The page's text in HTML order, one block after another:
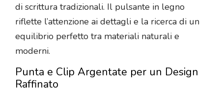
di scrittura tradizionali. Il pulsante in legno
riflette l’attenzione ai dettagli e la ricerca di un
equilibrio perfetto tra materiali naturali e
moderni.
Punta e Clip Argentate per un Design
Raffinato